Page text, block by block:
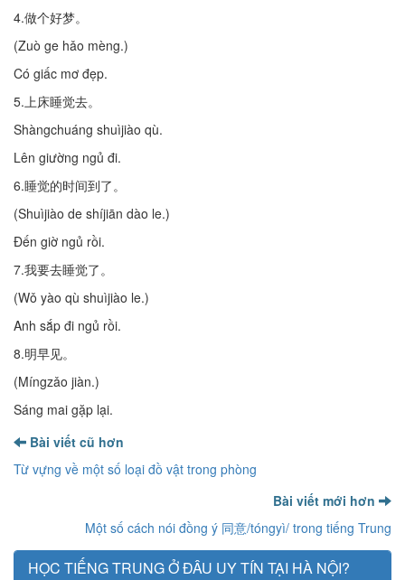
4.做个好梦。
(Zuò ge hǎo mèng.)
Có giấc mơ đẹp.
5.上床睡觉去。
Shàngchuáng shuìjiào qù.
Lên giường ngủ đi.
6.睡觉的时间到了。
(Shuìjiào de shíjiān dào le.)
Đến giờ ngủ rồi.
7.我要去睡觉了。
(Wǒ yào qù shuìjiào le.)
Anh sắp đi ngủ rồi.
8.明早见。
(Míngzǎo jiàn.)
Sáng mai gặp lại.
Bài viết cũ hơn
Từ vựng về một số loại đồ vật trong phòng
Bài viết mới hơn
Một số cách nói đồng ý 同意/tóngyì/ trong tiếng Trung
HỌC TIẾNG TRUNG Ở ĐÂU UY TÍN TẠI HÀ NỘI?